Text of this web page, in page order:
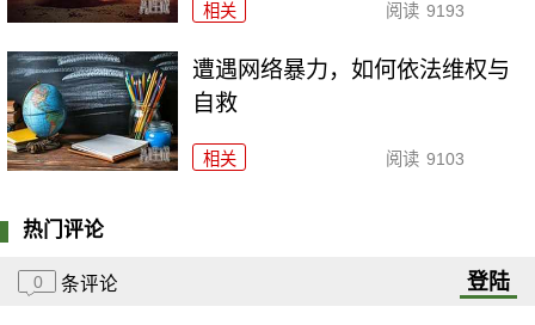
相关 阅读 9193
遭遇网络暴力，如何依法维权与
自救
相关 阅读 9103
热门评论
0 条评论 登陆